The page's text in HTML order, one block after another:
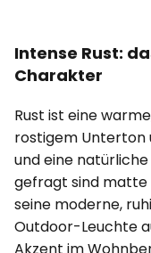
Intense Rust:
Charakter
Rust ist eine
rostigem Unterton
und eine natürliche
gefragt sind matte
seine moderne,
Outdoor-Leuchte